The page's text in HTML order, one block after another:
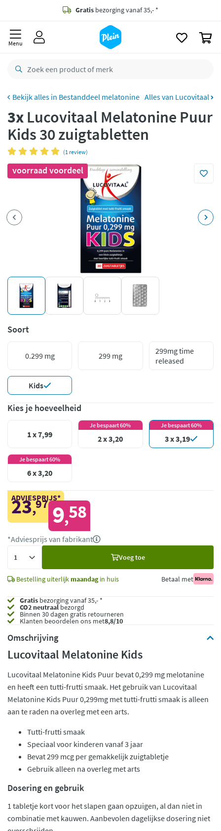
Gratis bezorging vanaf 35,- *
Bestelling uiterlijkmaandag
retourneren
CO2 neutraal bezorgd
Betaal met Klarna
Menu
Bestanddeel melatonine Alles van Lucovitaal
3x Lucovitaal Melatonine Puur
Kids 30 zuigtabletten
(1 review)
voorraad voordeel
Soort
0.299 mg 299 mg
299mg time
released
Kids
Kies je hoeveelheid
1 x 7,99
Je bespaart 60%
2 x 3,20
Je bespaart 60%
3 x 3,19
Je bespaart 60%
6 x 3,20
ADVIESPRIJS*
23,97 9,58
*Adviesprijs van fabrikant
Voeg toe
Bestelling uiterlijk maandagin huis Betaal met
Gratis bezorging vanaf 35,- *
CO2 neutraalbezorgd
Binnen 30 dagen gratis retourneren
Klanten beoordelen ons met8,8/10
Omschrijving
Lucovitaal Melatonine Kids
Lucovitaal Melatonine Kids Puur bevat 0,299 mg melotanine
en heeft een tutti-frutti smaak. Het gebruik van Lucovitaal
Melatonine Kids Puur 0,299mg met tutti-frutti smaak is alleen
aan te raden na overleg met een arts.
Tutti-frutti smaak
Speciaal voor kinderen vanaf 3 jaar
Bevat 299 mcg per gemakkelijk zuigtabletje
Gebruik alleen na overleg met arts
Dosering en gebruik
1 tabletje kort voor het slapen gaan opzuigen, al dan niet in
combinatie met kauwen. Aanbevolen dagelijkse dosering niet